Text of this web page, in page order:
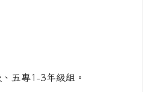
五專1-3年級組。